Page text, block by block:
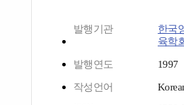
발행기관
한국
육학
발행연도 1997
작성언어